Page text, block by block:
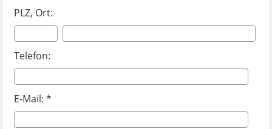
PLZ, Ort:
Telefon:
E-Mail: *